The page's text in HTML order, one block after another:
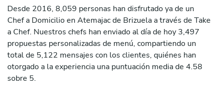
Desde 2016, 8,059 personas han disfrutado ya de un
Chef a Domicilio en Atemajac de Brizuela a través de Take
a Chef. Nuestros chefs han enviado al día de hoy 3,497
propuestas personalizadas de menú, compartiendo un
total de 5,122 mensajes con los clientes, quiénes han
otorgado a la experiencia una puntuación media de 4.58
sobre 5.